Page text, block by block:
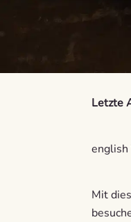
Letzte
english
Mit